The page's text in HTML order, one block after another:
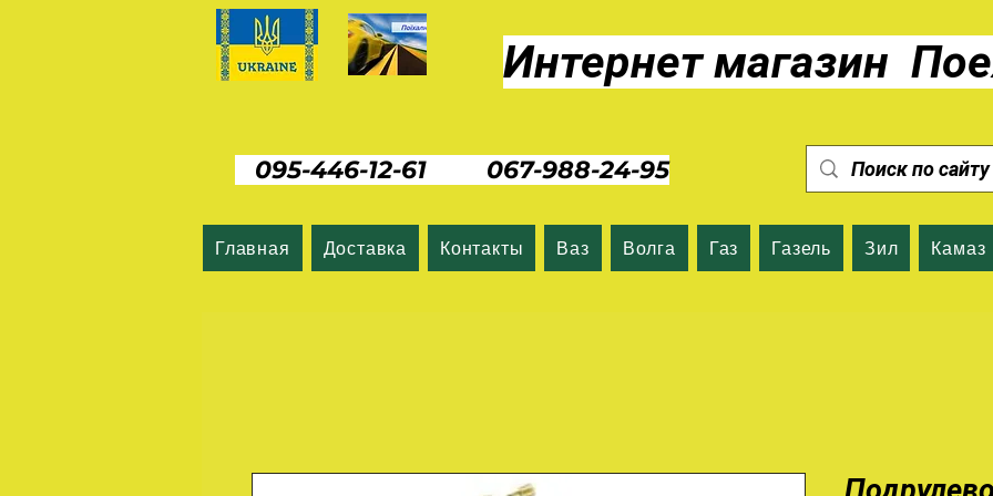
Интернет магазин
095-446-12-61 067-988-24-95
Главная Доставка Контакты Ваз Волга Газ Газель Зил Камаз